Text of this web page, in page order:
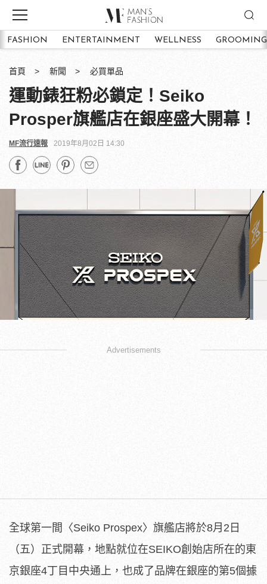
FASHION ENTERTAINMENT WELLNESS GROOMING
首頁 新聞 必買單品
運動錶狂粉必鎖定！Seiko
Prosper旗艦店在銀座盛大開幕！
MF流行速報 2019年8月02日 14:30
Advertisements
全球第一間〈Seiko Prospex〉旗艦店將於8月2日
（五）正式開幕，地點就位在SEIKO創始店所在的東
京銀座4丁目中央通上，也成了品牌在銀座的第5個據